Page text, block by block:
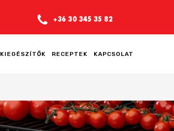
+36 30 345 35 82
KIEGÉSZÍTŐK RECEPTEK KAPCSOLAT